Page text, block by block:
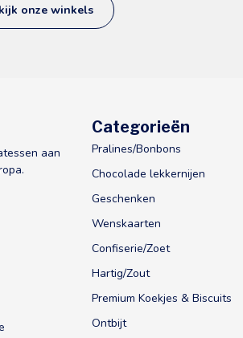
onze winkels
aan
Categorieën
Pralines/Bonbons
Chocolade lekkernijen
Geschenken
Wenskaarten
Confiserie/Zoet
Hartig/Zout
Premium Koekjes & Biscuits
Ontbijt